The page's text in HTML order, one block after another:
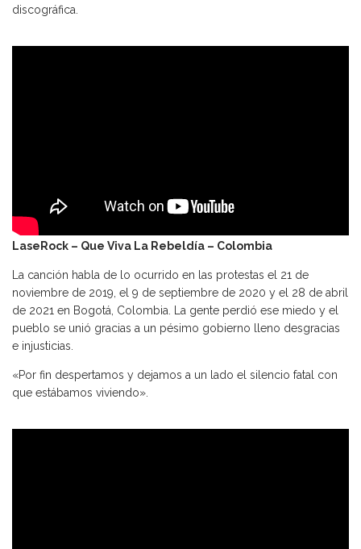
discográfica.
LaseRock – Que Viva La Rebeldía – Colombia
La canción habla de lo ocurrido en las protestas el 21 de
noviembre de 2019, el 9 de septiembre de 2020 y el 28 de abril
de 2021 en Bogotá, Colombia. La gente perdió ese miedo y el
pueblo se unió gracias a un pésimo gobierno lleno desgracias
e injusticias.
«Por fin despertamos y dejamos a un lado el silencio fatal con
que estábamos viviendo».